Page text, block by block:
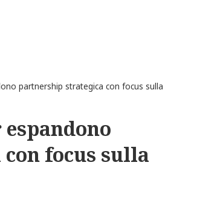
partnership strategica con focus sulla
focus sulla